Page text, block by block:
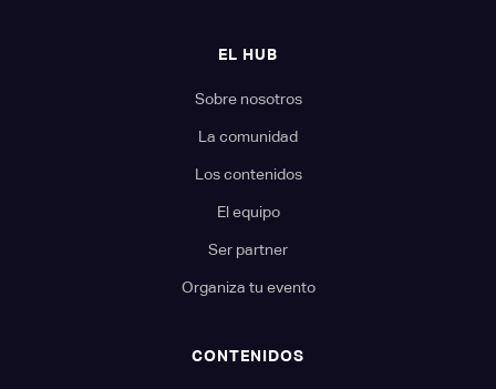
EL HUB
Sobre nosotros
La comunidad
Los contenidos
El equipo
Ser partner
Organiza tu evento
CONTENIDOS